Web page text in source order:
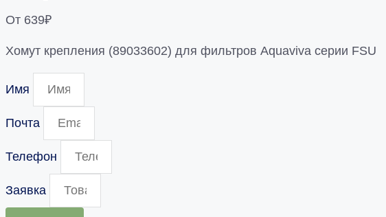
От 639₽
Хомут крепления (89033602) для фильтров Aquaviva серии FSU
Имя
Почта
Телефон
Заявка